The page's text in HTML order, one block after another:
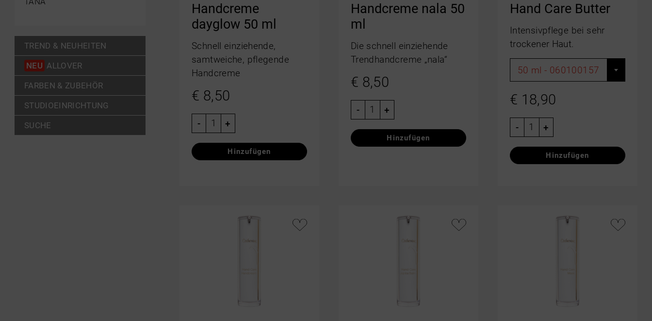
TREND & NEUHEITEN
NEU ALLOVER
FARBEN & ZUBEHÖR
STUDIOEINRICHTUNG
SUCHE
Handcreme
dayglow 50 ml
Schnell einziehende,
samtweiche, pflegende
Handcreme
€ 8,50
+
-
Handcreme nala 50
ml
Die schnell einziehende
Trendhandcreme „nala“
€ 8,50
+
-
Hand Care Butter
Intensivpflege bei sehr
trockener Haut.
50 ml - 060100157
€ 18,90
+
-